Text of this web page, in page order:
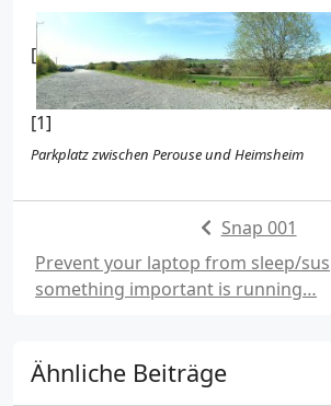
[
[1]
Parkplatz zwischen Perouse und Heimsheim
Snap 001
Prevent your laptop from sleep/
something important is running…
Ähnliche Beiträge